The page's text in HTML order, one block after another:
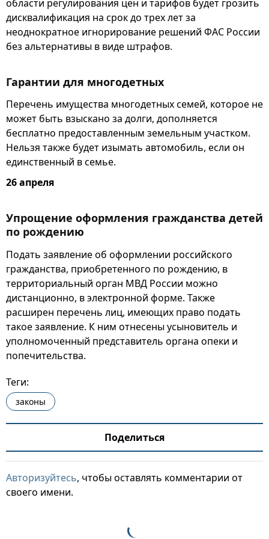
области регулирования цен и тарифов будет грозить
дисквалификация на срок до трех лет за
неоднократное игнорирование решений ФАС России
без альтернативы в виде штрафов.
Гарантии для многодетных
Перечень имущества многодетных семей, которое не
может быть взыскано за долги, дополняется
бесплатно предоставленным земельным участком.
Нельзя также будет изымать автомобиль, если он
единственный в семье.
26 апреля
Упрощение оформления гражданства детей
по рождению
Подать заявление об оформлении российского
гражданства, приобретенного по рождению, в
территориальный орган МВД России можно
дистанционно, в электронной форме. Также
расширен перечень лиц, имеющих право подать
такое заявление. К ним отнесены усыновитель и
уполномоченный представитель органа опеки и
попечительства.
Теги:
законы
Поделиться
Авторизуйтесь, чтобы оставлять комментарии от
своего имени.